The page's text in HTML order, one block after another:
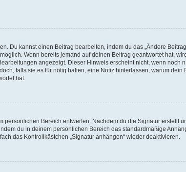
Du kannst einen Beitrag bearbeiten, indem du das „Ändere
Wenn bereits jemand auf deinen Beitrag geantwortet hat,
angezeigt. Dieser Hinweis erscheint nicht, wenn noch
falls sie es für nötig halten, eine Notiz hinterlassen, warum dein
hat.
Bereich entwerfen. Nachdem du die Signatur erstellt
du in deinem persönlichen Bereich das standardmäßige
das Kontrollkästchen „Signatur anhängen“ wieder deaktivieren.